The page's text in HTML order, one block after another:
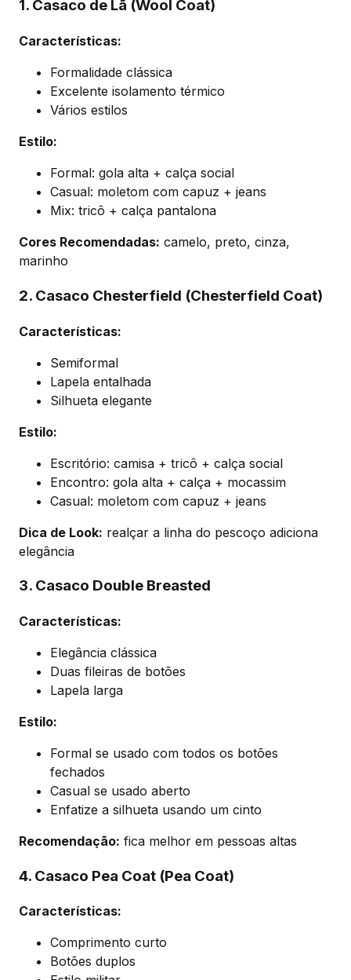
1. Casaco de Lã (Wool Coat)
Características:
Formalidade clássica
Excelente isolamento térmico
Vários estilos
Estilo:
Formal: gola alta + calça social
Casual: moletom com capuz + jeans
Mix: tricô + calça pantalona
Cores Recomendadas: camelo, preto, cinza,
marinho
2. Casaco Chesterfield (Chesterfield Coat)
Características:
Semiformal
Lapela entalhada
Silhueta elegante
Estilo:
Escritório: camisa + tricô + calça social
Encontro: gola alta + calça + mocassim
Casual: moletom com capuz + jeans
Dica de Look: realçar a linha do pescoço adiciona
elegância
3. Casaco Double Breasted
Características:
Elegância clássica
Duas fileiras de botões
Lapela larga
Estilo:
Formal se usado com todos os botões
fechados
Casual se usado aberto
Enfatize a silhueta usando um cinto
Recomendação: fica melhor em pessoas altas
4. Casaco Pea Coat (Pea Coat)
Características:
Comprimento curto
Botões duplos